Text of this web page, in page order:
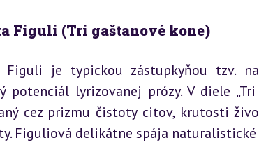
Figuli (Tri gaštanové kone)
Figuli je typickou zástupkyňou tzv.
potenciál lyrizovanej prózy. V diele
cez prizmu čistoty citov, krutosti
Figuliová delikátne spája